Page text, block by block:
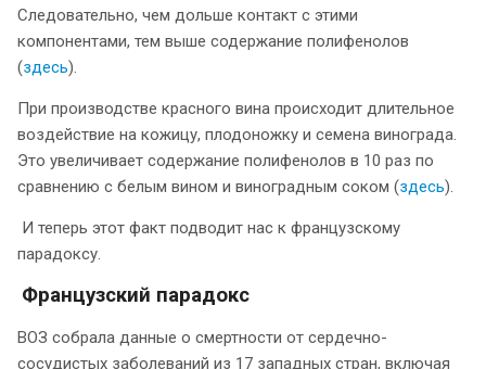
Следовательно, чем дольше контакт с этими
компонентами, тем выше содержание полифенолов
(здесь).
При производстве красного вина происходит длительное
воздействие на кожицу, плодоножку и семена винограда.
Это увеличивает содержание полифенолов в 10 раз по
сравнению с белым вином и виноградным соком (здесь).
И теперь этот факт подводит нас к французскому
парадоксу.
Французский парадокс
ВОЗ собрала данные о смертности от сердечно-
сосудистых заболеваний из 17 западных стран, включая